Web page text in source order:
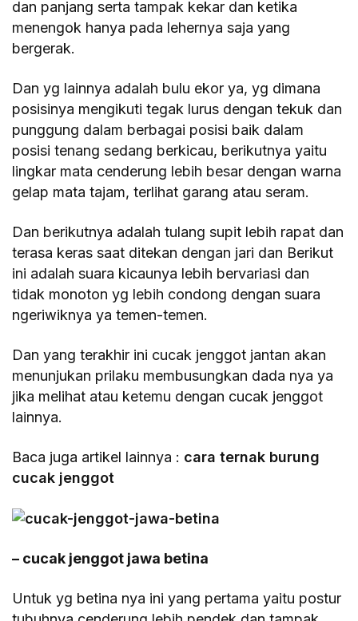
dan panjang serta tampak kekar dan ketika
menengok hanya pada lehernya saja yang
bergerak.
Dan yg lainnya adalah bulu ekor ya, yg dimana
posisinya mengikuti tegak lurus dengan tekuk dan
punggung dalam berbagai posisi baik dalam
posisi tenang sedang berkicau, berikutnya yaitu
lingkar mata cenderung lebih besar dengan warna
gelap mata tajam, terlihat garang atau seram.
Dan berikutnya adalah tulang supit lebih rapat dan
terasa keras saat ditekan dengan jari dan Berikut
ini adalah suara kicaunya lebih bervariasi dan
tidak monoton yg lebih condong dengan suara
ngeriwiknya ya temen-temen.
Dan yang terakhir ini cucak jenggot jantan akan
menunjukan prilaku membusungkan dada nya ya
jika melihat atau ketemu dengan cucak jenggot
lainnya.
Baca juga artikel lainnya : cara ternak burung
cucak jenggot
– cucak jenggot jawa betina
Untuk yg betina nya ini yang pertama yaitu postur